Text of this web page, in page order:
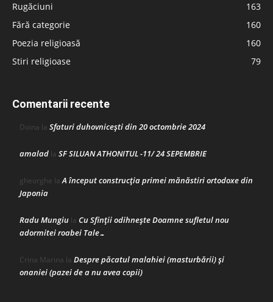
Rugăciuni
163
Fără categorie
160
Poezia religioasă
160
Stiri religioase
79
Comentarii recente
Doina la Sfaturi duhovnicești din 20 octombrie 2024
amalad la SF SILUAN ATHONITUL -11/ 24 SEPEMBRIE
gheorghe laA început construcţia primei mănăstiri ortodoxe din
Japonia
Radu Mungiu la Cu Sfinții odihnește Doamne sufletul nou
adormitei roabei Tale…
Crina Marina la Despre păcatul malahiei (masturbării) şi
onaniei (pazei de a nu avea copii)